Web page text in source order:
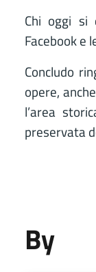
Chi oggi si
Facebook e
Concludo
opere,
l’area
preservata
By